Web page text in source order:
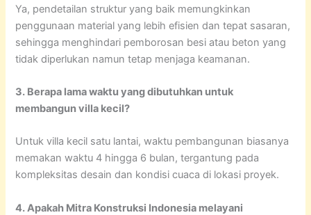
Ya, pendetailan struktur yang baik memungkinkan
penggunaan material yang lebih efisien dan tepat sasaran,
sehingga menghindari pemborosan besi atau beton yang
tidak diperlukan namun tetap menjaga keamanan.
3. Berapa lama waktu yang dibutuhkan untuk
membangun villa kecil?
Untuk villa kecil satu lantai, waktu pembangunan biasanya
memakan waktu 4 hingga 6 bulan, tergantung pada
kompleksitas desain dan kondisi cuaca di lokasi proyek.
4. Apakah Mitra Konstruksi Indonesia melayani